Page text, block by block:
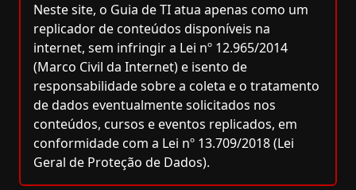
Neste site, o Guia de TI atua apenas como um
replicador de conteúdos disponíveis na
internet, sem infringir a Lei nº 12.965/2014
(Marco Civil da Internet) e isento de
responsabilidade sobre a coleta e o tratamento
de dados eventualmente solicitados nos
conteúdos, cursos e eventos replicados, em
conformidade com a Lei nº 13.709/2018 (Lei
Geral de Proteção de Dados).